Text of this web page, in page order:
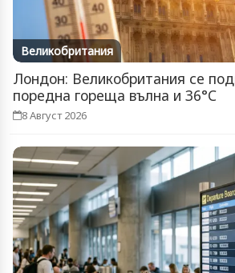
Великобритания
Лондон: Великобритания се
поредна гореща вълна и 36°C
8 Август 2026